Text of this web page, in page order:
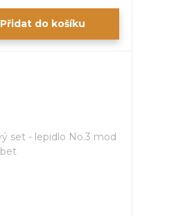
Přidat do košíku